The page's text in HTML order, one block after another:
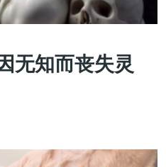
无知而丧失灵